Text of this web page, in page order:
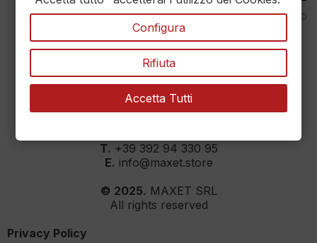
Reso Garantito entro
Assicuriamo il pagamento
MAXET SRL
››Dati aziendali
T. +39 392 94 330 95
E. info@maxet.store
© 2025. MAXET SRL
All rights reserved
Privacy Policy
Configura
Rifiuta
Accetta Tutti